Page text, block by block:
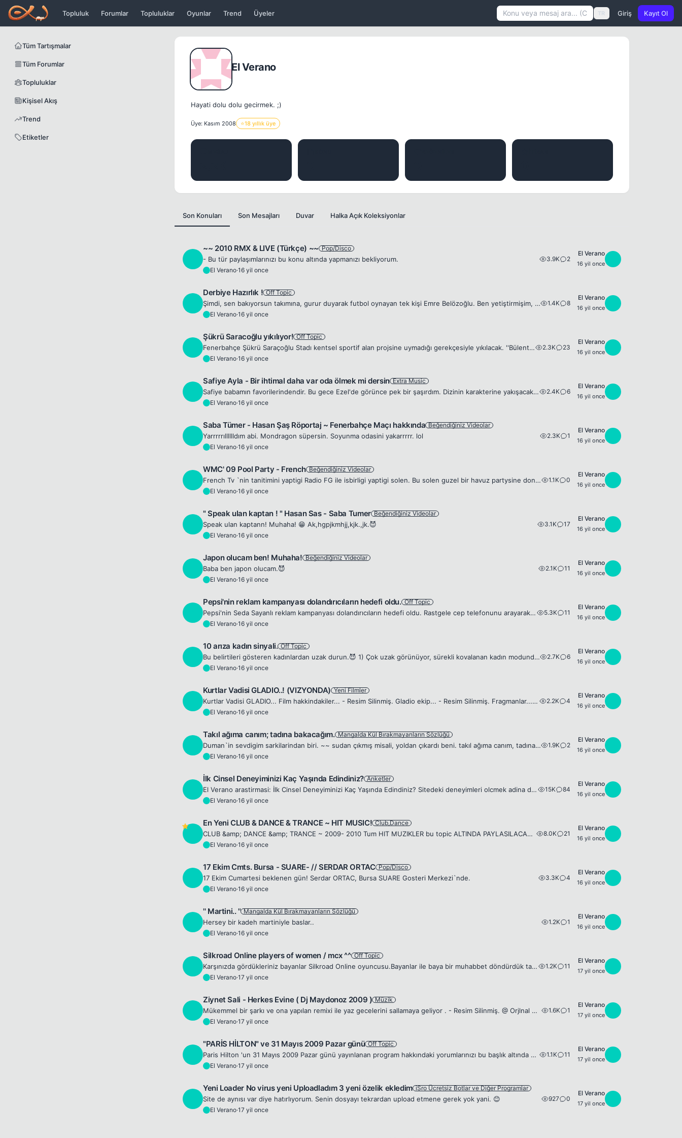
Icerige atla
Topluluk Forumlar Topluluklar Oyunlar Trend Üyeler TR Giriş Kayıt Ol
Tüm Tartışmalar
Tüm Forumlar
Topluluklar
Kişisel Akış
Trend
Etiketler
El Verano
Hayati dolu dolu gecirmek. ;)
Üye: Kasım 2008 ⭐18 yıllık üye
Son Konuları Son Mesajları Duvar Halka Açık Koleksiyonlar
~~ 2010 RMX & LIVE (Türkçe) ~~ Pop/Disco
- Bu tür paylaşımlarınızı bu konu altında yapmanızı bekliyorum.
El Verano·16 yil once
3.9K 2
El Verano
16 yil once
Derbiye Hazırlık ! Off Topic
Şimdi, sen bakıyorsun takımına, gurur duyarak futbol oynayan tek kişi Emre Belözoğlu. Ben yetiştirmişim, senelerce emek vermişim. İsim koymuşsun &quot;Cesur Yürek&quot; diye, daha üç-beş sene önce &q...
El Verano·16 yil once
1.4K 8
El Verano
16 yil once
Şükrü Saracoğlu yıkılıyor! Off Topic
Fenerbahçe Şükrü Saraçoğlu Stadı kentsel sportif alan projsine uymadığı gerekçesiyle yıkılacak. ''Bülent Uğurses tarafından İstanbul 4. İdare Mahkemsine açılan 2006/2281'nolu davada Stad kapasitesini...
El Verano·16 yil once
2.3K 23
El Verano
16 yil once
Safiye Ayla - Bir ihtimal daha var oda ölmek mi dersin Extra Music
Safiye babamın favorilerindendir. Bu gece Ezel'de görünce pek bir şaşırdım. Dizinin karakterine yakışacak bir şarkıydı. 😉 O zaman size gelsin. Ölmek mi dersiniz?
El Verano·16 yil once
2.4K 6
El Verano
16 yil once
Saba Tümer - Hasan Şaş Röportaj ~ Fenerbahçe Maçı hakkında Beğendiğiniz Videolar
Yarrrrrılllllldım abi. Mondragon süpersin. Soyunma odasini yakarrrrr. lol
El Verano·16 yil once
2.3K 1
El Verano
16 yil once
WMC' 09 Pool Party - French Beğendiğiniz Videolar
French Tv `nin tanitimini yaptigi Radio FG ile isbirligi yaptigi solen. Bu solen guzel bir havuz partysine donmus. 😉 😈
El Verano·16 yil once
1.1K 0
El Verano
16 yil once
" Speak ulan kaptan ! " Hasan Sas - Saba Tumer Beğendiğiniz Videolar
Speak ulan kaptann! Muhaha! 😁 Ak,hgpjkmhjj,kjk.,jk.😈
El Verano·16 yil once
3.1K 17
El Verano
16 yil once
Japon olucam ben! Muhaha! Beğendiğiniz Videolar
Baba ben japon olucam.😈
El Verano·16 yil once
2.1K 11
El Verano
16 yil once
Pepsi'nin reklam kampanyası dolandırıcıların hedefi oldu. Off Topic
Pepsi'nin Seda Sayanlı reklam kampanyası dolandırıcıların hedefi oldu. Rastgele cep telefonunu arayarak ya da SMS çekerek 'Tebrikler, Pepsi'den 10 bin TL kazandınız' diyen dolandırıcılar, 10 bin TL'ni...
El Verano·16 yil once
5.3K 11
El Verano
16 yil once
10 arıza kadın sinyali. Off Topic
Bu belirtileri gösteren kadınlardan uzak durun.😈 1) Çok uzak görünüyor, sürekli kovalanan kadın modunda. Bütün davetleri siz yapmak zorunda kalıyorsunuz. Ama çevresindeki diğer insanlara değil, bir t...
El Verano·16 yil once
2.7K 6
El Verano
16 yil once
Kurtlar Vadisi GLADIO..! (VIZYONDA) Yeni Filmler
Kurtlar Vadisi GLADIO... Film hakkindakiler... - Resim Silinmiş. Gladio ekip... - Resim Silinmiş. Fragmanlar... [youtube]o9BmFe8QqyY&amp;feature=related[/youtube] P. S; Inanilmaz guzel bir film.Gerce...
El Verano·16 yil once
2.2K 4
El Verano
16 yil once
Takıl ağıma canım; tadına bakacağım. Mangalda Kül Bırakmayanların Sözlüğü
Duman`in sevdigim sarkilarindan biri. ~~ sudan çıkmış misali, yoldan çıkardı beni. takıl ağıma canım, tadına bakacağım. ~~ P.S; Bu aralar, kiz arkadaslarim arasinda espirisini cok yaptigim bir soz.😈
El Verano·16 yil once
1.9K 2
El Verano
16 yil once
İlk Cinsel Deneyiminizi Kaç Yaşında Edindiniz? Anketler
El Verano arastirmasi: İlk Cinsel Deneyiminizi Kaç Yaşında Edindiniz? Sitedeki deneyimleri olcmek adina duzenlenen bir ankettir.Hicbir kotu amaci yoktur!
El Verano·16 yil once
15K 84
El Verano
16 yil once
En Yeni CLUB & DANCE & TRANCE ~ HIT MUSIC! Club,Dance
CLUB &amp; DANCE &amp; TRANCE ~ 2009- 2010 Tum HIT MUZIKLER bu topic ALTINDA PAYLASILACAK! Playmen Feat. Reckless - Together [youtube]BM1Y3Pn5X6o&amp;feature=related[/youtube] Lyrics ; Baby Baby,come...
El Verano·16 yil once
8.0K 21
El Verano
16 yil once
17 Ekim Cmts. Bursa - SUARE- // SERDAR ORTAC Pop/Disco
17 Ekim Cumartesi beklenen gün! Serdar ORTAC, Bursa SUARE Gosteri Merkezi`nde.
El Verano·16 yil once
3.3K 4
El Verano
16 yil once
'' Martini.. '' Mangalda Kül Bırakmayanların Sözlüğü
Hersey bir kadeh martiniyle baslar..
El Verano·16 yil once
1.2K 1
El Verano
16 yil once
Silkroad Online players of women / mcx ^^ Off Topic
Karşınızda gördükleriniz bayanlar Silkroad Online oyuncusu.Bayanlar ile baya bir muhabbet döndürdük tabiki. 😎 Ps:İlk resimdeki soldaki bayan ve ikinci resimdeki bayan.^^ - Resim Silinmiş. - Resim Sil...
El Verano·17 yil once
1.2K 11
El Verano
17 yil once
Ziynet Sali - Herkes Evine ( Dj Maydonoz 2009 ) Müzik
Mükemmel bir şarkı ve ona yapılan remixi ile yaz gecelerini sallamaya geliyor . - Resim Silinmiş. @ Orjlnal müzik olmadığı için linkini paylaşabiliyoruz, diye biliyorum.Eğer paylaşılamıyorsa yetkilil...
El Verano·17 yil once
1.6K 1
El Verano
17 yil once
"PARİS HİLTON" ve 31 Mayıs 2009 Pazar günü Off Topic
Paris Hilton 'un 31 Mayıs 2009 Pazar günü yayınlanan program hakkındaki yorumlarınızı bu başlık altında yazabilirsiniz.
El Verano·17 yil once
1.1K 11
El Verano
17 yil once
Yeni Loader No virus yeni Uploadladım 3 yeni özelik ekledim iSro Ücretsiz Botlar ve Diğer Programlar
Site de aynısı var diye hatırlıyorum. Senin dosyayı tekrardan upload etmene gerek yok yani. 😊
El Verano·17 yil once
927 0
El Verano
17 yil once